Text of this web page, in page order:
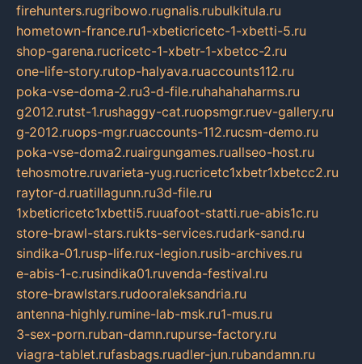
firehunters.rugribowo.rugnalis.rubulkitula.ru
hometown-france.ru1-xbeticricetc-1-xbetti-5.ru
shop-garena.rucricetc-1-xbetr-1-xbetcc-2.ru
one-life-story.rutop-halyava.ruaccounts112.ru
poka-vse-doma-2.ru3-d-file.ruhahahaharms.ru
g2012.rutst-1.rushaggy-cat.ruopsmgr.ruev-gallery.ru
g-2012.ruops-mgr.ruaccounts-112.rucsm-demo.ru
poka-vse-doma2.ruairgungames.ruallseo-host.ru
tehosmotre.ruvarieta-yug.rucricetc1xbetr1xbetcc2.ru
raytor-d.ruatillagunn.ru3d-file.ru
1xbeticricetc1xbetti5.ruuafoot-statti.rue-abis1c.ru
store-brawl-stars.rukts-services.rudark-sand.ru
sindika-01.rusp-life.rux-legion.rusib-archives.ru
e-abis-1-c.rusindika01.ruvenda-festival.ru
store-brawlstars.rudooraleksandria.ru
antenna-highly.rumine-lab-msk.ru1-mus.ru
3-sex-porn.ruban-damn.rupurse-factory.ru
viagra-tablet.rufasbags.ruadler-jun.rubandamn.ru